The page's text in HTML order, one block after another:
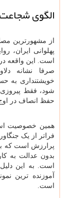
الگوی
از مشهورترین
پهلوانی ایران،
است. این واقعه در
صرفا نشانه
خویشتنداری به
شود، فقط پیروزی
حفظ انصاف در
همین خصوصیت است
فراتر از یک
پرارزش است که
بدون عدالت به
است. به این
آموزنده ترین
است.